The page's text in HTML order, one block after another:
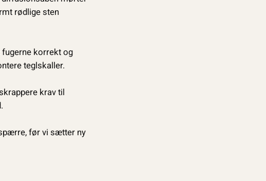
rødlige sten
fugerne korrekt og
teglskaller.
krav til
før vi sætter ny